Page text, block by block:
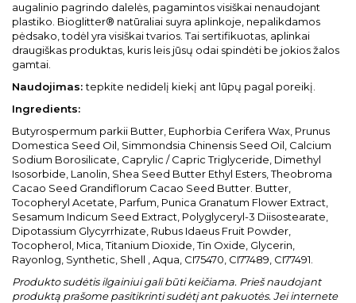
augalinio pagrindo dalelės, pagamintos visiškai nenaudojant
plastiko. Bioglitter® natūraliai suyra aplinkoje, nepalikdamos
pėdsako, todėl yra visiškai tvarios. Tai sertifikuotas, aplinkai
draugiškas produktas, kuris leis jūsų odai spindėti be jokios žalos
gamtai.
Naudojimas:tepkite nedidelį kiekį ant lūpų pagal poreikį.
Ingredients:
Butyrospermum parkii Butter, Euphorbia Cerifera Wax, Prunus
Domestica Seed Oil, Simmondsia Chinensis Seed Oil, Calcium
Sodium Borosilicate, Caprylic / Capric Triglyceride, Dimethyl
Isosorbide, Lanolin, Shea Seed Butter Ethyl Esters, Theobroma
Cacao Seed Grandiflorum Cacao Seed Butter. Butter,
Tocopheryl Acetate, Parfum, Punica Granatum Flower Extract,
Sesamum Indicum Seed Extract, Polyglyceryl-3 Diisostearate,
Dipotassium Glycyrrhizate, Rubus Idaeus Fruit Powder,
Tocopherol, Mica, Titanium Dioxide, Tin Oxide, Glycerin,
Rayonlog, Synthetic, Shell , Aqua, CI75470, CI77489, CI77491.
Produkto sudėtis ilgainiui gali būti keičiama. Prieš naudojant
produktą prašome pasitikrinti sudėtį ant pakuotės. Jei internete